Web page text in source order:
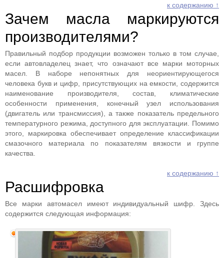
к содержанию ↑
Зачем масла маркируются
производителями?
Правильный подбор продукции возможен только в том случае,
если автовладелец знает, что означают все марки моторных
масел. В наборе непонятных для неориентирующегося
человека букв и цифр, присутствующих на емкости, содержится
наименование производителя, состав, климатические
особенности применения, конечный узел использования
(двигатель или трансмиссия), а также показатель предельного
температурного режима, доступного для эксплуатации. Помимо
этого, маркировка обеспечивает определение классификации
смазочного материала по показателям вязкости и группе
качества.
к содержанию ↑
Расшифровка
Все марки автомасел имеют индивидуальный шифр. Здесь
содержится следующая информация: